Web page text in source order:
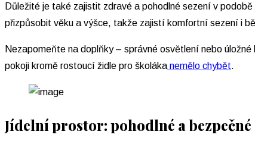
Důležité je také zajistit zdravé a pohodlné sezení v
přizpůsobit věku a výšce, takže zajistí komfortní sezení i
Nezapomeňte na doplňky – správné osvětlení nebo
pokoji kromě rostoucí židle pro školáka nemělo chybět.
Jídelní prostor: pohodlné a bezpečné